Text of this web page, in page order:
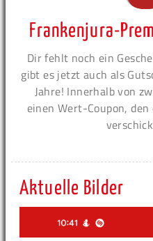
Frankenjura-
Dir fehlt noch ein
gibt es jetzt auch als
Jahre! Innerhalb von
einen Wert-Coupon,
Aktuelle Bilder